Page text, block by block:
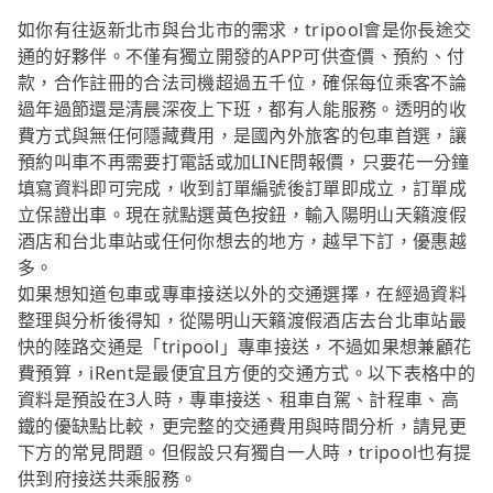
如你有往返新北市與台北市的需求，tripool會是你長途交
通的好夥伴。不僅有獨立開發的APP可供查價、預約、付
款，合作註冊的合法司機超過五千位，確保每位乘客不論
過年過節還是清晨深夜上下班，都有人能服務。透明的收
費方式與無任何隱藏費用，是國內外旅客的包車首選，讓
預約叫車不再需要打電話或加LINE問報價，只要花一分鐘
填寫資料即可完成，收到訂單編號後訂單即成立，訂單成
立保證出車。現在就點選黃色按鈕，輸入陽明山天籟渡假
酒店和台北車站或任何你想去的地方，越早下訂，優惠越
多。
如果想知道包車或專車接送以外的交通選擇，在經過資料
整理與分析後得知，從陽明山天籟渡假酒店去台北車站最
快的陸路交通是「tripool」專車接送，不過如果想兼顧花
費預算，iRent是最便宜且方便的交通方式。以下表格中的
資料是預設在3人時，專車接送、租車自駕、計程車、高
鐵的優缺點比較，更完整的交通費用與時間分析，請見更
下方的常見問題。但假設只有獨自一人時，tripool也有提
供到府接送共乘服務。